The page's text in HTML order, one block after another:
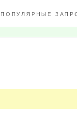
ПОПУЛЯРНЫЕ